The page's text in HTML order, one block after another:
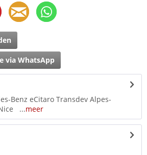
via WhatsApp
Benz eCitaro Transdev Alpes-
...meer